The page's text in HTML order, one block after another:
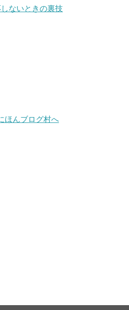
ないときの裏技